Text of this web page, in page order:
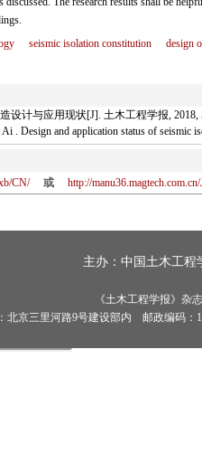
seismic isolation constitution design
设计与应用现状[J]. 土木工程学报, 2018,
. Design and application status of
CN/
或 http://
主办： 中国土木工程
《土木工程学报》杂
北京三里河路9号建设部内 邮政编码